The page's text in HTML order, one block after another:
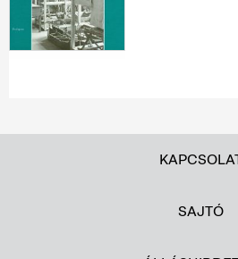
SAJTÓ